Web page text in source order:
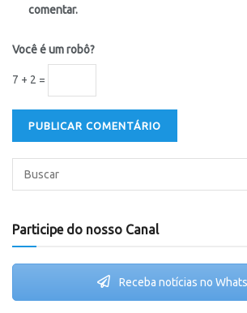
comentar.
Você é um robô?
7 + 2 =
Participe do nosso Canal
Receba notícias no